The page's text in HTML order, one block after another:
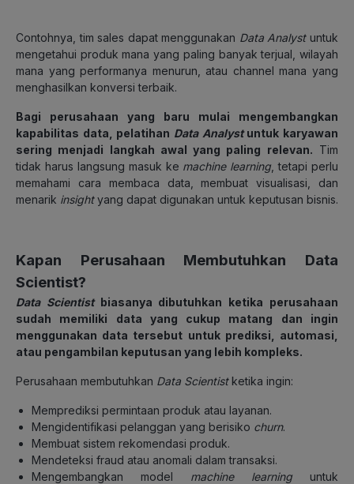
Contohnya, tim sales dapat menggunakan Data Analystuntuk
mengetahui produk mana yang paling banyak terjual, wilayah
mana yang performanya menurun, atau channel mana yang
menghasilkan konversi terbaik.
Bagi perusahaan yang baru mulai mengembangkan
kapabilitas data, pelatihan Data Analystuntuk karyawan
sering menjadi langkah awal yang paling relevan. Tim
tidak harus langsung masuk ke machine learning , tetapi perlu
memahami cara membaca data, membuat visualisasi, dan
menarik insightyang dapat digunakan untuk keputusan bisnis.
Kapan Perusahaan Membutuhkan Data
Scientist?
Data Scientistbiasanya dibutuhkan ketika perusahaan
sudah memiliki data yang cukup matang dan ingin
menggunakan data tersebut untuk prediksi, automasi,
atau pengambilan keputusan yang lebih kompleks.
Perusahaan membutuhkan Data Scientistketika ingin:
Memprediksi permintaan produk atau layanan.
Mengidentifikasi pelanggan yang berisiko churn.
Membuat sistem rekomendasi produk.
Mendeteksi fraud atau anomali dalam transaksi.
Mengembangkan model machine learning untuk